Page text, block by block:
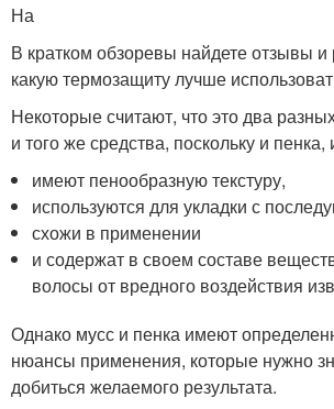
На
В кратком обзоревы найдете отзывы
какую термозащиту лучше
Некоторые считают, что это два
и того же средства, поскольку и пенка,
имеют пенообразную текстуру,
используются для укладки с
схожи в применении
и содержат в своем составе
волосы от вредного воздействия
Однако мусс и пенка имеют
нюансы применения, которые нужно
добиться желаемого результата.